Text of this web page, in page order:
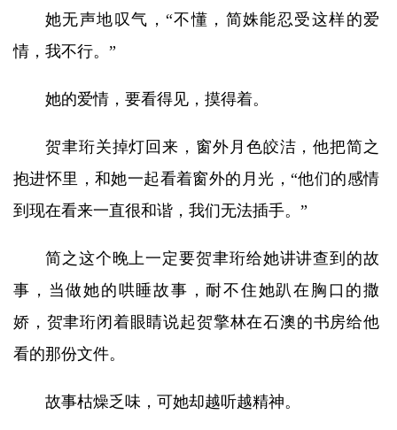
她无声地叹气，“不懂，简姝能忍受这样的爱
情，我不行。”
她的爱情，要看得见，摸得着。
贺聿珩关掉灯回来，窗外月色皎洁，他把简之
抱进怀里，和她一起看着窗外的月光，“他们的感情
到现在看来一直很和谐，我们无法插手。”
简之这个晚上一定要贺聿珩给她讲讲查到的故
事，当做她的哄睡故事，耐不住她趴在胸口的撒
娇，贺聿珩闭着眼睛说起贺擎林在石澳的书房给他
看的那份文件。
故事枯燥乏味，可她却越听越精神。